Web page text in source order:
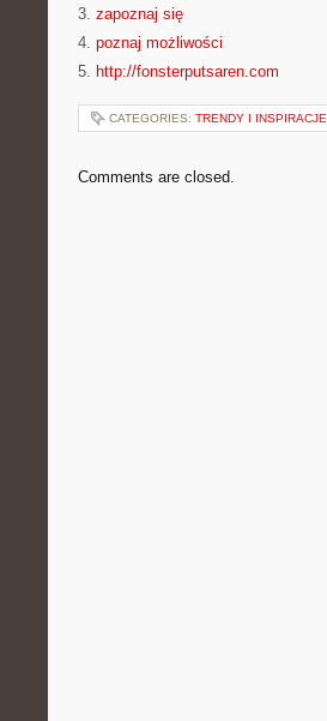
3. zapoznaj się
4. poznaj możliwości
5. http://fonsterputsaren.com
CATEGORIES: TRENDY I INSPIRACJE
Comments are closed.